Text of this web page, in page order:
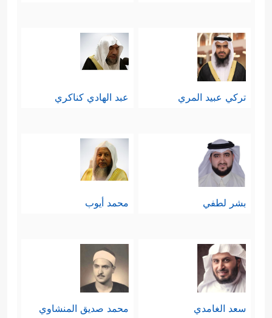
تركي عبيد المري عبد الهادي كناكري
بشر لطفي محمد أيوب
سعد الغامدي محمد صديق المنشاوي